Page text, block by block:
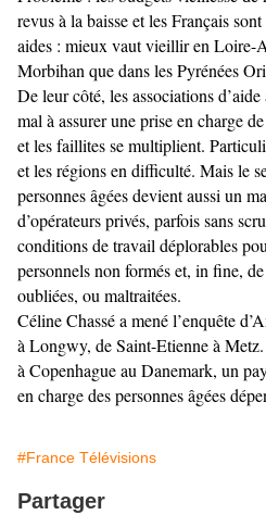
revus à la baisse et les Français
aides : mieux vaut vieillir en Loire-
Morbihan que dans les Pyrénées
De leur côté, les associations
mal à assurer une prise en charge
et les faillites se multiplient.
et les régions en difficulté. Mais le
personnes âgées devient aussi un
d’opérateurs privés, parfois sans
conditions de travail déplorables
personnels non formés et, in fine, de
oubliées, ou maltraitées.
Céline Chassé a mené l’enquête
à Longwy, de Saint-Etienne à Metz.
à Copenhague au Danemark, un
en charge des personnes âgées
#France Télévisions
Partager